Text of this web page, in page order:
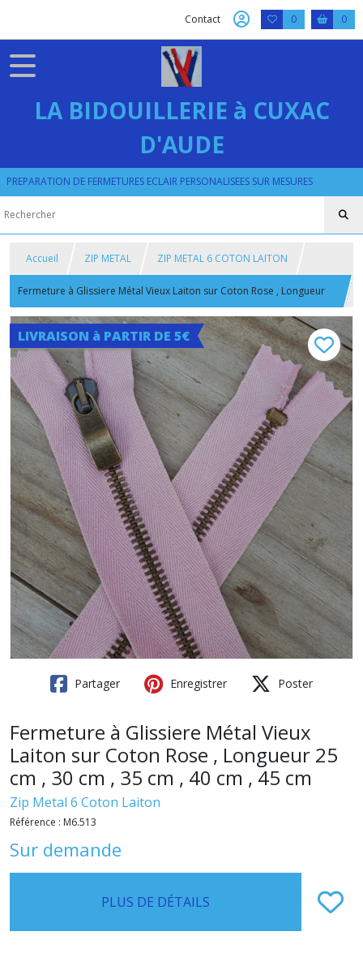
Contact 0 0
LA BIDOUILLERIE à CUXAC
D'AUDE
PREPARATION DE FERMETURES ECLAIR PERSONALISEES SUR MESURES
Accueil ZIP METAL ZIP METAL 6 COTON LAITON
Fermeture à Glissiere Métal Vieux Laiton sur Coton Rose , Longueur
25 cm , 30 cm , 35 cm , 40 cm , 45 cm
LIVRAISON à PARTIR DE 5€
Partager Enregistrer Poster
Fermeture à Glissiere Métal Vieux
Laiton sur Coton Rose , Longueur 25
cm , 30 cm , 35 cm , 40 cm , 45 cm
Zip Metal 6 Coton Laiton
Référence : M6.513
Sur demande
PLUS DE DÉTAILS